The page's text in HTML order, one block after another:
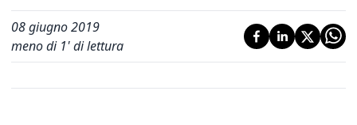
08 giugno 2019
meno di 1' di lettura